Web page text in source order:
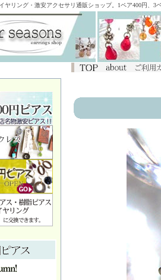
ヤリング・激安アクセサリ通販ショップ。1ペア400円、